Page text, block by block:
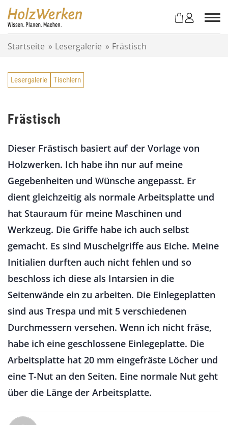
Startseite » Lesergalerie » Frästisch
Lesergalerie Tischlern
Frästisch
Dieser Frästisch basiert auf der Vorlage von
Holzwerken. Ich habe ihn nur auf meine
Gegebenheiten und Wünsche angepasst. Er
dient gleichzeitig als normale Arbeitsplatte und
hat Stauraum für meine Maschinen und
Werkzeug. Die Griffe habe ich auch selbst
gemacht. Es sind Muschelgriffe aus Eiche. Meine
Initialien durften auch nicht fehlen und so
beschloss ich diese als Intarsien in die
Seitenwände ein zu arbeiten. Die Einlegeplatten
sind aus Trespa und mit 5 verschiedenen
Durchmessern versehen. Wenn ich nicht fräse,
habe ich eine geschlossene Einlegeplatte. Die
Arbeitsplatte hat 20 mm eingefräste Löcher und
eine T-Nut an den Seiten. Eine normale Nut geht
über die Länge der Arbeitsplatte.